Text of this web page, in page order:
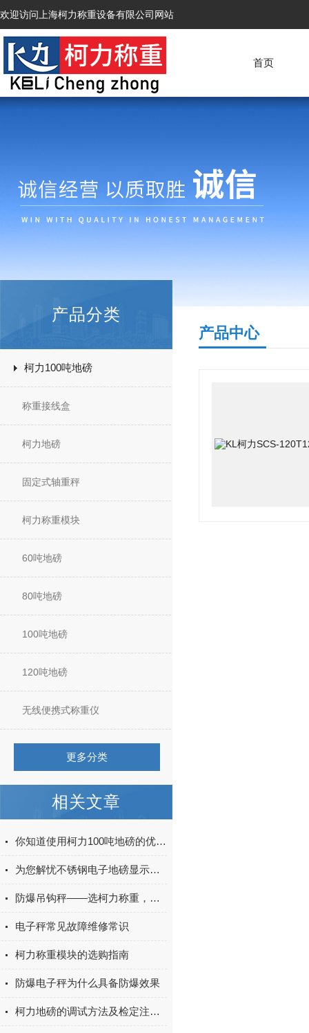
欢迎访问上海柯力称重设备有限公司网站
首页
产品分类
柯力100吨地磅
称重接线盒
柯力地磅
固定式轴重秤
柯力称重模块
60吨地磅
80吨地磅
100吨地磅
120吨地磅
无线便携式称重仪
更多分类
相关文章
你知道使用柯力100吨地磅的优点有哪些么
为您解忧不锈钢电子地磅显示屏故障解决方案
防爆吊钩秤——选柯力称重，确保防爆区域生产安全
电子秤常见故障维修常识
柯力称重模块的选购指南
防爆电子秤为什么具备防爆效果
柯力地磅的调试方法及检定注意事项
产品中心